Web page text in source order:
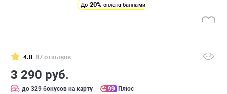
До 20% оплата баллами
4.8 87 отзывов
3 290 руб.
до 329 бонусов на карту 99 Плюс